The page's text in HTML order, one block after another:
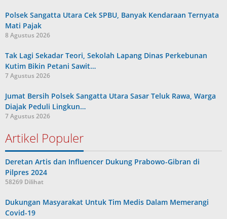
Polsek Sangatta Utara Cek SPBU, Banyak Kendaraan Ternyata
Mati Pajak
8 Agustus 2026
Tak Lagi Sekadar Teori, Sekolah Lapang Dinas Perkebunan
Kutim Bikin Petani Sawit…
7 Agustus 2026
Jumat Bersih Polsek Sangatta Utara Sasar Teluk Rawa, Warga
Diajak Peduli Lingkun…
7 Agustus 2026
Artikel Populer
Deretan Artis dan Influencer Dukung Prabowo-Gibran di
Pilpres 2024
58269 Dilihat
Dukungan Masyarakat Untuk Tim Medis Dalam Memerangi
Covid-19